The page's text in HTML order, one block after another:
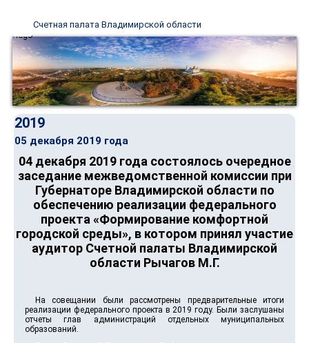
Счетная палата Владимирской области
2019
05 декабря 2019 года
04 декабря 2019 года состоялось очередное
заседание межведомственной комиссии при
Губернаторе Владимирской области по
обеспечению реализации федерального
проекта «Формирование комфортной
городской среды», в котором принял участие
аудитор Счетной палаты Владимирской
области Рычагов М.Г.
На совещании были рассмотрены предварительные итоги
реализации федерального проекта в 2019 году. Были заслушаны
отчеты глав администраций отдельных муниципальных
образований.